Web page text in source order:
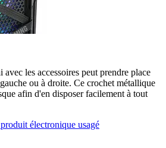
avec les accessoires peut prendre place
ou à droite. Ce crochet métallique
afin d'en disposer facilement à tout
électronique usagé